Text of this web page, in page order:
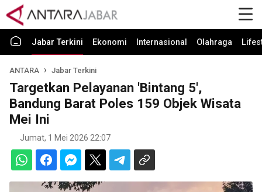
Jabar Terkini Ekonomi Internasional Olahraga
ANTARA Jabar Terkini
Targetkan Pelayanan 'Bintang 5',
Bandung Barat Poles 159 Objek Wisata
Mei Ini
Jumat, 1 Mei 2026 22:07